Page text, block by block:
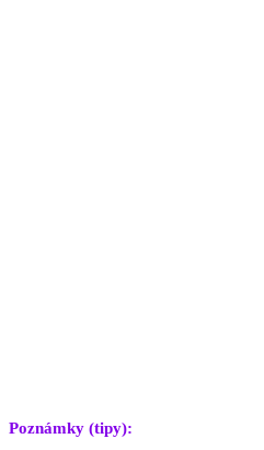
Poznámky (tipy):